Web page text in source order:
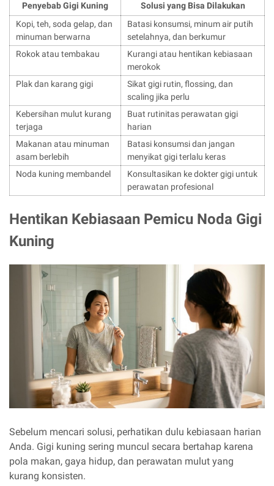
Penyebab Gigi Kuning
Solusi yang Bisa Dilakukan
Kopi, teh, soda gelap, dan
minuman berwarna
Batasi konsumsi, minum air putih
setelahnya, dan berkumur
Rokok atau tembakau
Kurangi atau hentikan kebiasaan
merokok
Plak dan karang gigi
Sikat gigi rutin, flossing, dan
scaling jika perlu
Kebersihan mulut kurang
terjaga
Buat rutinitas perawatan gigi
harian
Makanan atau minuman
asam berlebih
Batasi konsumsi dan jangan
menyikat gigi terlalu keras
Noda kuning membandel
Konsultasikan ke dokter gigi untuk
perawatan profesional
Hentikan Kebiasaan Pemicu Noda Gigi
Kuning
Sebelum mencari solusi, perhatikan dulu kebiasaan harian
Anda. Gigi kuning sering muncul secara bertahap karena
pola makan, gaya hidup, dan perawatan mulut yang
kurang konsisten.